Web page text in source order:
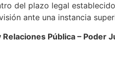
del plazo legal
ante una instancia
Pública – Poder